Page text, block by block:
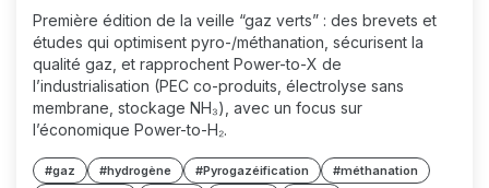
Première édition de la veille “gaz verts” : des brevets et
études qui optimisent pyro-/méthanation, sécurisent la
qualité gaz, et rapprochent Power-to-X de
l’industrialisation (PEC co-produits, électrolyse sans
membrane, stockage NH₃), avec un focus sur
l’économique Power-to-H₂.
#gaz #hydrogène #Pyrogazéification
#méthanation